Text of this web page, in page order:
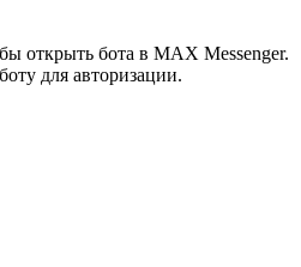
открыть бота в MAX Messenger.
для авторизации.